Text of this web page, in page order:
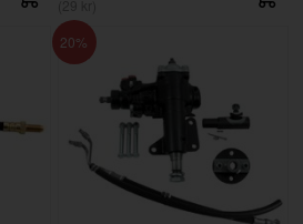
20